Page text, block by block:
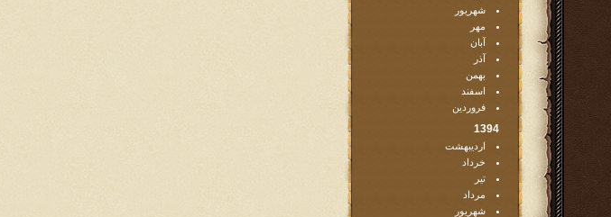
شهریور
مهر
آبان
آذر
بهمن
اسفند
فروردین
1394
اردیبهشت
خرداد
تیر
مرداد
شهریور